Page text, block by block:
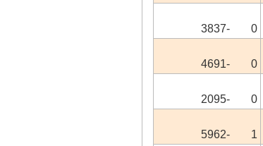
3837- 0
4691- 0
2095- 0
5962- 1